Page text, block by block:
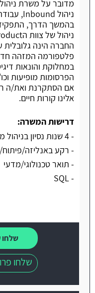
מדובר על משרת
ניהול Inbound, עבודה פנימית מול צוותי הפיתוח.
בהמשך הדרך, התפקיד
ניהול של צוות הProduct בארץ.
פלטפורמה המזהה
במחלוקת והונאות
הפרסומות מופיעות
אם הסתקרנת ואת/ה
אלינו קורות חיים.
דרישות המשרה:
- 4 שנות נסיון בניהול מוצר
- רקע באנליזה/פיתוח/Data Engineering
- תואר טכנולוגי/מדעי
- SQL
שלחו
שלחו